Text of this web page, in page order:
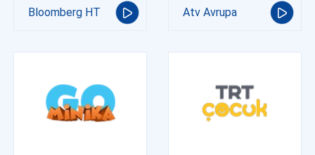
Bloomberg HT Atv Avrupa